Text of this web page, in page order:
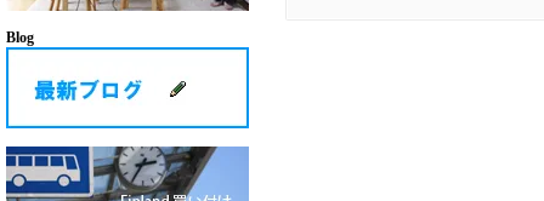
Blog